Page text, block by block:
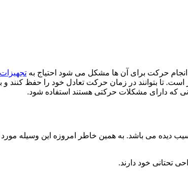
انجام حرکت برای آن ها مشکل می شود احتیاج به
است. تا بتوانند در زمان حرکت تعادل خود را حفظ کنند
که دارای مشکلات حرکتی هستند استفاده شود.
دیده می باشد. به همین خاطر امروزه این وسیله
تحتانی خود دارند.